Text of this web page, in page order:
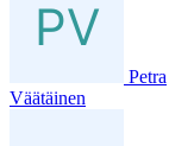
Petra
Väätäinen